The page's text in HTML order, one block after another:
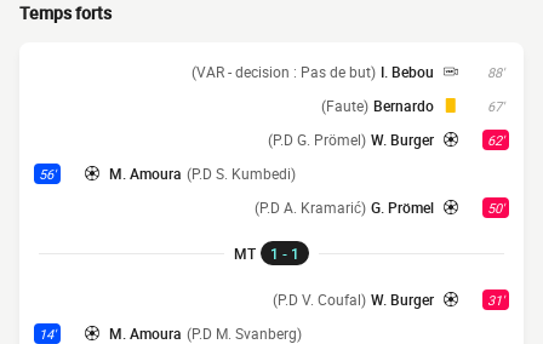
Temps forts
88'
I. Bebou
(VAR - decision : Pas de but)
67'
Bernardo
(Faute)
62'
W. Burger
(P.D G. Prömel)
56' M. Amoura (P.D S. Kumbedi)
50'
G. Prömel
(P.D A. Kramarić)
MT 1 - 1
31'
W. Burger
(P.D V. Coufal)
14' M. Amoura (P.D M. Svanberg)